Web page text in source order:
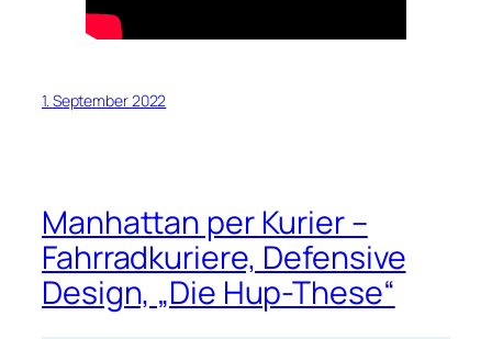
1. September 2022
Manhattan per Kurier –
Fahrradkuriere, Defensive
Design, „Die Hup-These“